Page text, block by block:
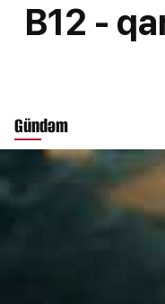
B12 -
Gündəm